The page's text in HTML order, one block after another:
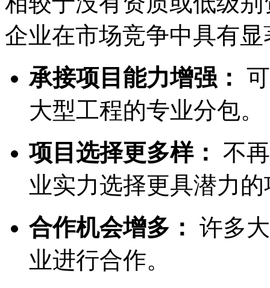
企业在市场竞争中具有
承接项目能力增强：
大型工程的专业分包。
项目选择更多样： 不
业实力选择更具潜力
合作机会增多： 许多
业进行合作。